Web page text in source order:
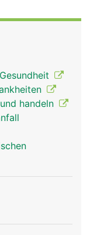
handeln